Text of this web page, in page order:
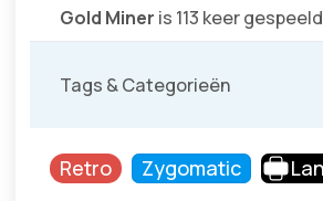
Gold Miner is 113 keer
Tags & Categorieën
Retro Zygomatic